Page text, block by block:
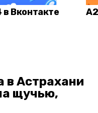
в Вконтакте
в Астрахани
щучью,